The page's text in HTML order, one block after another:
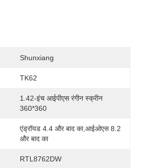
Shunxiang
TK62
1.42-इंच आईपीएस रंगीन स्क्रीन
360*360
एंड्रॉयड 4.4 और बाद का,आईओएस 8.2
और बाद का
RTL8762DW